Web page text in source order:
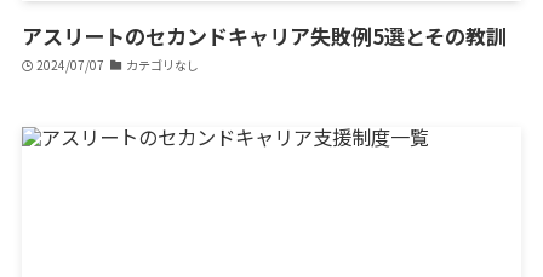
アスリートのセカンドキャリア失敗例5選とその教訓
2024/07/07 カテゴリなし